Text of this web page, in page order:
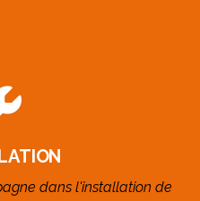
dans l'installation de